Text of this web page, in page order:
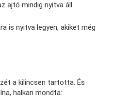
ajtó mindig nyitva áll.
is nyitva legyen, akiket még
a kilincsen tartotta. És
halkan mondta: